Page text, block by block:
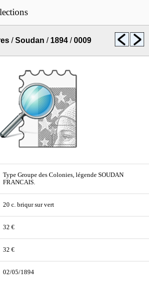
/Soudan / 1894 /0009
Type Groupe des Colonies, légende SOUDAN
FRANCAIS.
20 c. briqur sur vert
32 €
32 €
02/05/1894